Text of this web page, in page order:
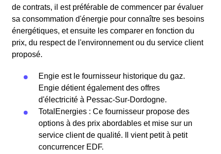
de contrats, il est préférable de commencer par évaluer
sa consommation d'énergie pour connaître ses besoins
énergétiques, et ensuite les comparer en fonction du
prix, du respect de l'environnement ou du service client
proposé.
Engie est le fournisseur historique du gaz.
Engie détient également des offres
d'électricité à Pessac-Sur-Dordogne.
TotalEnergies : Ce fournisseur propose des
options à des prix abordables et mise sur un
service client de qualité. Il vient petit à petit
concurrencer EDF.